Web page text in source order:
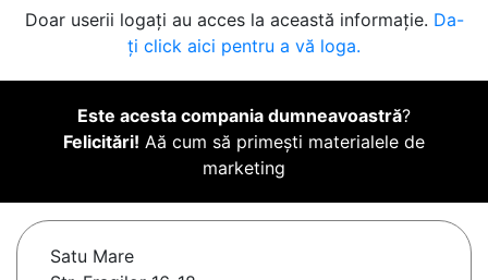
Doar userii logați au acces la această informație. Da-
ți click aici pentru a vă loga.
Este acesta compania dumneavoastră?
Felicitări! Aă cum să primești materialele de
marketing
Satu Mare